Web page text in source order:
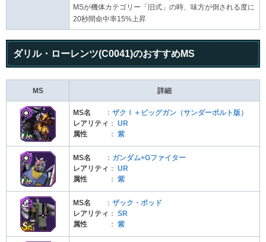
MSが機体カテゴリー「旧式」の時、味方が倒される度に
20秒間命中率15%上昇
ダリル・ローレンツ(C0041)のおすすめMS
MS 詳細
MS名 ： ザクⅠ＋ビッグガン（サンダーボルト版）
レアリティ ： UR
属性
： 紫
MS名 ： ガンダム+Gファイター
レアリティ ： UR
属性
： 紫
MS名 ： ザック・ポッド
レアリティ ： SR
属性
： 紫